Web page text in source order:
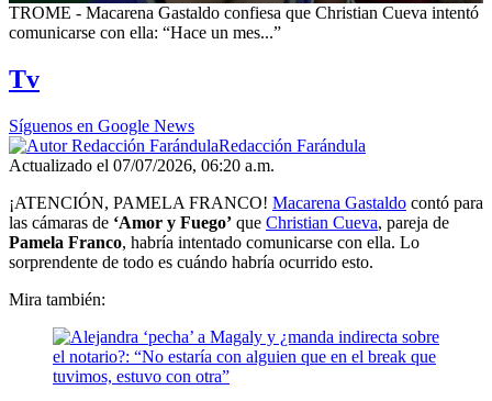
0
seconds
seconds
TROME - Macarena Gastaldo confiesa que Christian Cueva intentó
comunicarse con ella: “Hace un mes...”
Tv
Síguenos en Google News
Redacción Farándula
Actualizado el 07/07/2026, 06:20 a.m.
¡ATENCIÓN, PAMELA FRANCO! Macarena Gastaldo contó para
las cámaras de ‘Amor y Fuego’ que Christian Cueva, pareja de
Pamela Franco, habría intentado comunicarse con ella. Lo
sorprendente de todo es cuándo habría ocurrido esto.
Mira también: